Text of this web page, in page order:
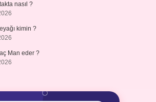
nasıl ?
kimin ?
Man eder ?